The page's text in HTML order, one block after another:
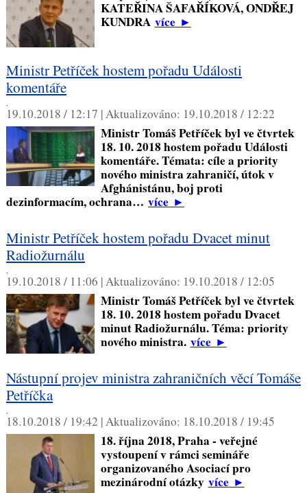
KATEŘINA ŠAFAŘÍKOVÁ, ONDŘEJ
KUNDRA více►
Ministr Petříček hostem pořadu Události
komentáře
,
19.10.2018 / 12:17 |Aktualizováno: 19.10.2018 / 12:22
Ministr Tomáš Petříček byl ve čtvrtek
18. 10. 2018 hostem pořadu Události
komentáře. Témata: cíle a priority
nového ministra zahraničí, útok v
Afghánistánu, boj proti
dezinformacím, ochrana… více►
Ministr Petříček hostem pořadu Dvacet minut
Radiožurnálu
,
19.10.2018 / 11:06 |Aktualizováno: 19.10.2018 / 12:05
Ministr Tomáš Petříček byl ve čtvrtek
18. 10. 2018 hostem pořadu Dvacet
minut Radiožurnálu. Téma: priority
nového ministra. více►
Nástupní projev ministra zahraničních věcí Tomáše
Petříčka
18.10.2018 / 19:42 | Aktualizováno: 18.10.2018 / 19:45
18. října 2018, Praha - veřejné
vystoupení v rámci semináře
organizovaného Asociací pro
mezinárodní otázky více►